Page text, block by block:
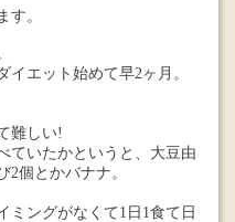
す。
エット始めて早2ヶ月。
難しい!
ていたかというと、大豆由
個とかバナナ。
ミングがなくて1日1食て日